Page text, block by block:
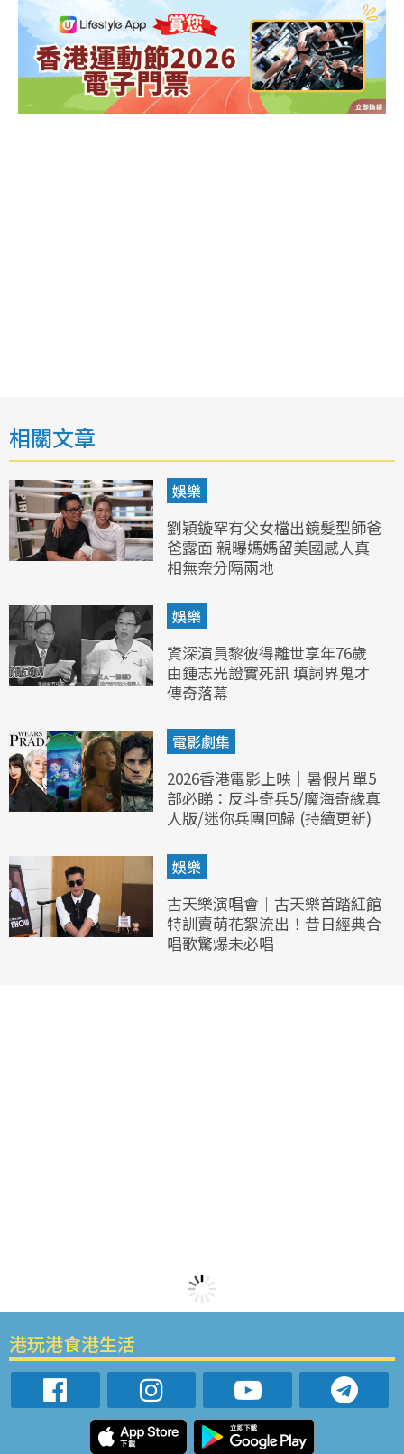
相關文章
娛樂
劉穎鏇罕有父女檔出鏡髮型師爸
爸露面 親曝媽媽留美國感人真
相無奈分隔兩地
娛樂
資深演員黎彼得離世享年76歲
由鍾志光證實死訊 填詞界鬼才
傳奇落幕
電影劇集
2026香港電影上映｜暑假片單5
部必睇：反斗奇兵5/魔海奇緣真
人版/迷你兵團回歸 (持續更新)
娛樂
古天樂演唱會｜古天樂首踏紅館
特訓賣萌花絮流出！昔日經典合
唱歌驚爆未必唱
港玩港食港生活